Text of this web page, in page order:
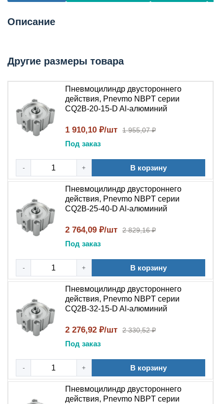
Описание
Другие размеры товара
Пневмоцилиндр двустороннего
действия, Pnevmo NBPT серии
CQ2B-20-15-D Al-алюминий
1 910,10 ₽/шт 1 955,07 ₽
Под заказ
- + В корзину
Пневмоцилиндр двустороннего
действия, Pnevmo NBPT серии
CQ2B-25-40-D Al-алюминий
2 764,09 ₽/шт 2 829,16 ₽
Под заказ
- + В корзину
Пневмоцилиндр двустороннего
действия, Pnevmo NBPT серии
CQ2B-32-15-D Al-алюминий
2 276,92 ₽/шт 2 330,52 ₽
Под заказ
- + В корзину
Пневмоцилиндр двустороннего
действия, Pnevmo NBPT серии